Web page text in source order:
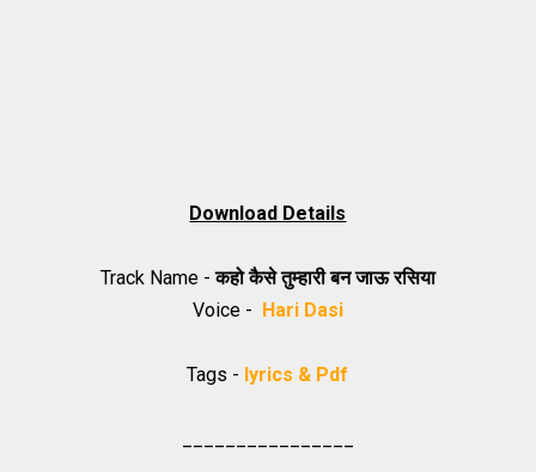
Download Details
Track Name -कहो कैसे तुम्हारी बन जाऊ रसिया
Voice - Hari Dasi
Tags - lyrics & Pdf